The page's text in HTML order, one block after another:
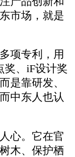
市场，就是
项专利，用
奖、iF设计奖
是靠研发、
中东人也认
心。它在官
木、保护栖